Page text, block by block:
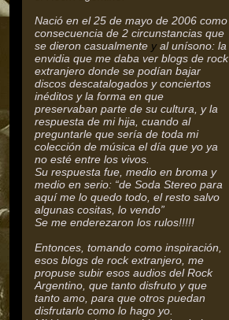
Nació en el 25 de mayo de 2006 como
consecuencia de 2 circunstancias que
se dieron casualmente yal unísono: la
envidia que me daba ver blogs de rock
extranjero donde se podían bajar
discos descatalogados y conciertos
inéditos y la forma en que
preservaban parte de su cultura, y la
respuesta de mi hija, cuando al
preguntarle que sería de toda mi
colección de música el día que yo ya
no esté entre los vivos.
Su respuesta fue, medio en broma y
medio en serio: “de Soda Stereo para
aquí me lo quedo todo, el resto salvo
algunas cositas, lo vendo”
Se me enderezaron los rulos!!!!!
Entonces, tomando como inspiración,
esos blogs de rock extranjero, me
propuse subir esos audios del Rock
Argentino, que tanto disfruto y que
tanto amo, para que otros puedan
disfrutarlo como lo hago yo.